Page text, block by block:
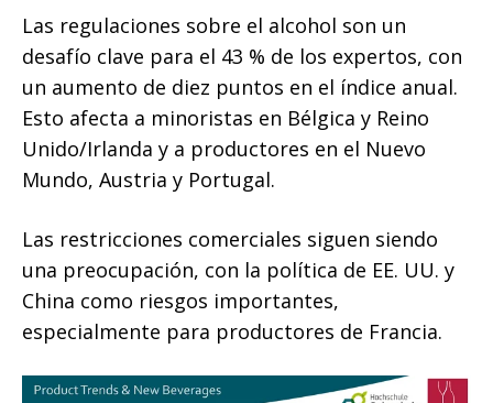
Las regulaciones sobre el alcohol son un
desafío clave para el 43 % de los expertos, con
un aumento de diez puntos en el índice anual.
Esto afecta a minoristas en Bélgica y Reino
Unido/Irlanda y a productores en el Nuevo
Mundo, Austria y Portugal.
Las restricciones comerciales siguen siendo
una preocupación, con la política de EE. UU. y
China como riesgos importantes,
especialmente para productores de Francia.